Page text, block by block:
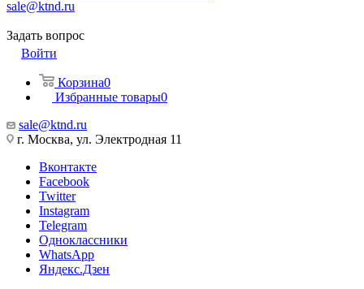
sale@ktnd.ru
Задать вопрос
Войти
Корзина0
Избранные товары0
sale@ktnd.ru
г. Москва, ул. Электродная 11
Вконтакте
Facebook
Twitter
Instagram
Telegram
Одноклассники
WhatsApp
Яндекс.Дзен